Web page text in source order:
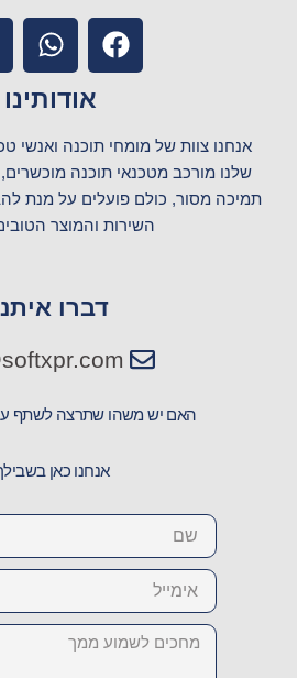
F
a
b
o
o
k
W
h
a
t
s
a
p
p
אודותינו
אנחנו צוות של מומחי תוכנה ואנשי
תמיכה מסור, כולם פועלים על מנת
השירות והמוצר
דברו
האם יש משהו שתרצה לשתף
אנחנו כאן
Name
Email
Message